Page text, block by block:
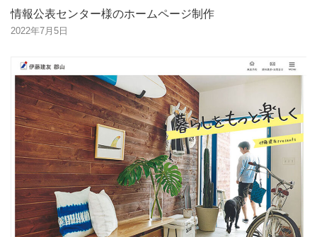
情報公表センター様のホームページ制作
2022年7月5日